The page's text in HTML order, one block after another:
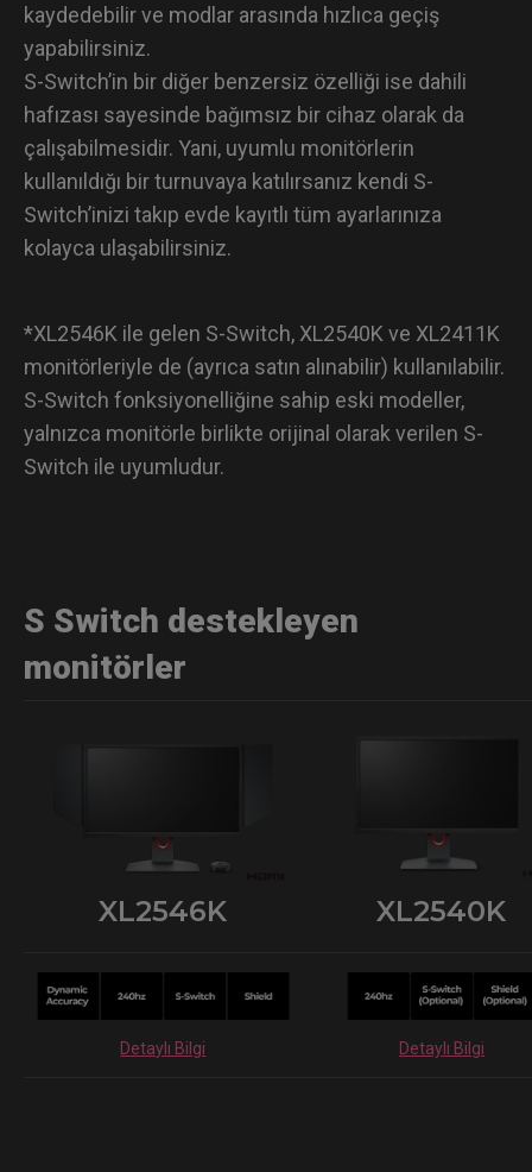
kaydedebilir ve modlar arasında hızlıca geçiş
yapabilirsiniz.
S-Switch’in bir diğer benzersiz özelliği ise dahili
hafızası sayesinde bağımsız bir cihaz olarak da
çalışabilmesidir. Yani, uyumlu monitörlerin
kullanıldığı bir turnuvaya katılırsanız kendi S-
Switch’inizi takıp evde kayıtlı tüm ayarlarınıza
kolayca ulaşabilirsiniz.
*XL2546K ile gelen S-Switch, XL2540K ve XL2411K
monitörleriyle de (ayrıca satın alınabilir) kullanılabilir.
S-Switch fonksiyonelliğine sahip eski modeller,
yalnızca monitörle birlikte orijinal olarak verilen S-
Switch ile uyumludur.
S Switch destekleyen
monitörler
XL2546K XL2540K
Detaylı Bilgi Detaylı Bilgi